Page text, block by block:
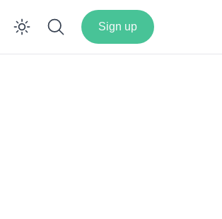
Enable dark mode
Sign up